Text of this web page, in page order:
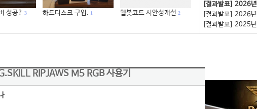
성공? 3 하드디스크 구입. 1 웹봇코드 시안성개선 2
[결과발표] 2026
[결과발표] 2026
[결과발표] 2025
RIPJAWS M5 RGB 사용기